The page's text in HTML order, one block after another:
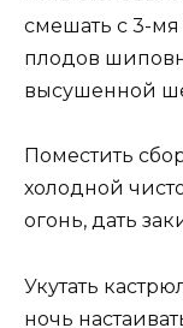
смешать с 3-
плодов
высушенной
Поместить
холодной
огонь, дать
Укутать
ночь